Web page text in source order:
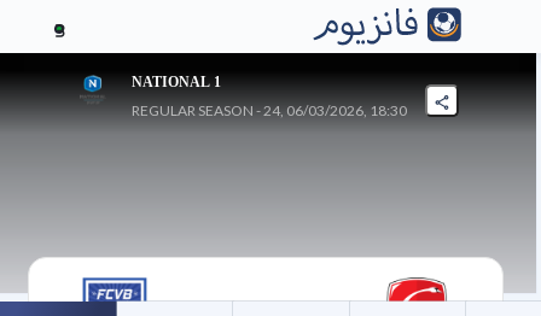
3
NATIONAL 1
REGULAR SEASON - 24, 06/03/2026, 18:30